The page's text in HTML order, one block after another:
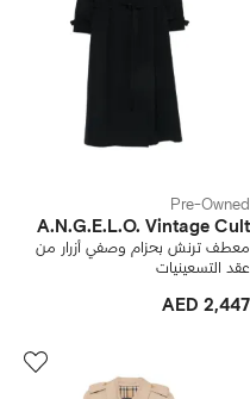
Pre-Owned
A.N.G.E.L.O. Vintage Cult
معطف ترنش بحزام وصفي أزرار من
عقد التسعينيات
AED 2,447